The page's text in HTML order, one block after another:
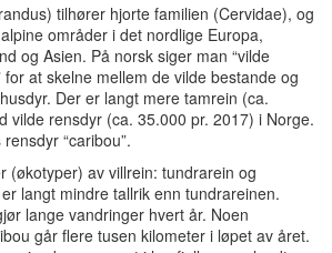
tilhører hjorte familien (Cervidae), og
områder i det nordlige Europa,
og Asien. På norsk siger man “vilde
for at skelne mellem de vilde bestande og
Der er langt mere tamrein (ca.
vilde rensdyr (ca. 35.000 pr. 2017) i Norge.
“caribou”.
(økotyper) av villrein: tundrarein og
langt mindre tallrik enn tundrareinen.
lange vandringer hvert år. Noen
går flere tusen kilometer i løpet av året.